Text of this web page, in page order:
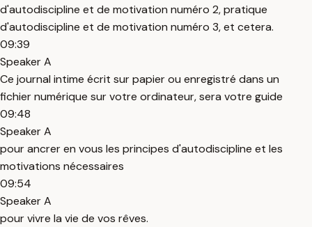
d'autodiscipline et de motivation numéro 2, pratique
d'autodiscipline et de motivation numéro 3, et cetera.
09:39
Speaker A
Ce journal intime écrit sur papier ou enregistré dans un
fichier numérique sur votre ordinateur, sera votre guide
09:48
Speaker A
pour ancrer en vous les principes d'autodiscipline et les
motivations nécessaires
09:54
Speaker A
pour vivre la vie de vos rêves.